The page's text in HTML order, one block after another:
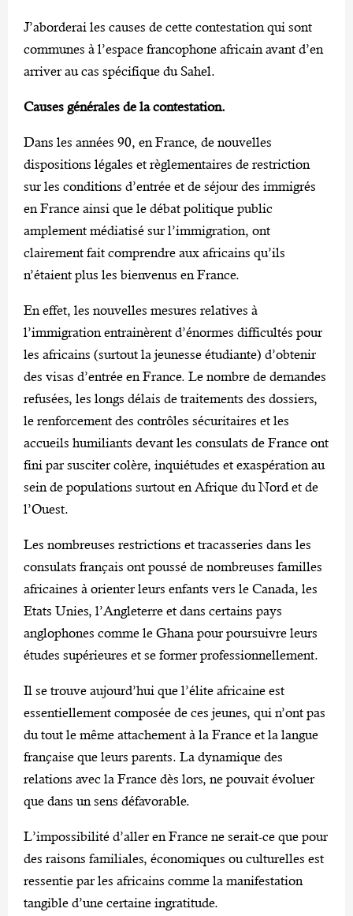
J’aborderai les causes de cette contestation qui sont
communes à l’espace francophone africain avant d’en
arriver au cas spécifique du Sahel.
Causes générales de la contestation.
Dans les années 90, en France, de nouvelles
dispositions légales et règlementaires de restriction
sur les conditions d’entrée et de séjour des immigrés
en France ainsi que le débat politique public
amplement médiatisé sur l’immigration, ont
clairement fait comprendre aux africains qu’ils
n’étaient plus les bienvenus en France.
En effet, les nouvelles mesures relatives à
l’immigration entrainèrent d’énormes difficultés pour
les africains (surtout la jeunesse étudiante) d’obtenir
des visas d’entrée en France. Le nombre de demandes
refusées, les longs délais de traitements des dossiers,
le renforcement des contrôles sécuritaires et les
accueils humiliants devant les consulats de France ont
fini par susciter colère, inquiétudes et exaspération au
sein de populations surtout en Afrique du Nord et de
l’Ouest.
Les nombreuses restrictions et tracasseries dans les
consulats français ont poussé de nombreuses familles
africaines à orienter leurs enfants vers le Canada, les
Etats Unies, l’Angleterre et dans certains pays
anglophones comme le Ghana pour poursuivre leurs
études supérieures et se former professionnellement.
Il se trouve aujourd’hui que l’élite africaine est
essentiellement composée de ces jeunes, qui n’ont pas
du tout le même attachement à la France et la langue
française que leurs parents. La dynamique des
relations avec la France dès lors, ne pouvait évoluer
que dans un sens défavorable.
L’impossibilité d’aller en France ne serait-ce que pour
des raisons familiales, économiques ou culturelles est
ressentie par les africains comme la manifestation
tangible d’une certaine ingratitude.